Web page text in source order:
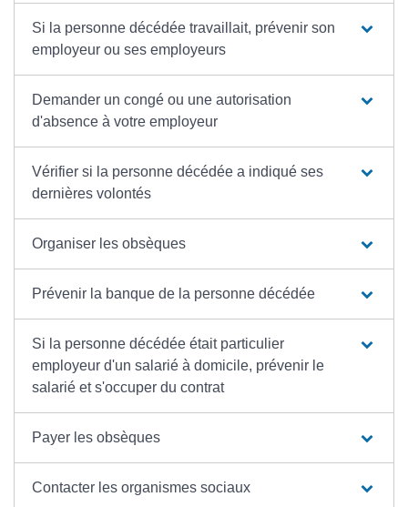
Si la personne décédée travaillait, prévenir son
employeur ou ses employeurs
Demander un congé ou une autorisation
d'absence à votre employeur
Vérifier si la personne décédée a indiqué ses
dernières volontés
Organiser les obsèques
Prévenir la banque de la personne décédée
Si la personne décédée était particulier
employeur d'un salarié à domicile, prévenir le
salarié et s'occuper du contrat
Payer les obsèques
Contacter les organismes sociaux